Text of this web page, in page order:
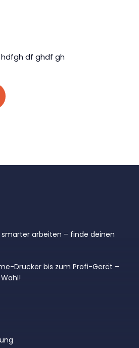
df ghdf gh
arbeiten – finde deinen
Drucker bis zum Profi-Gerät –